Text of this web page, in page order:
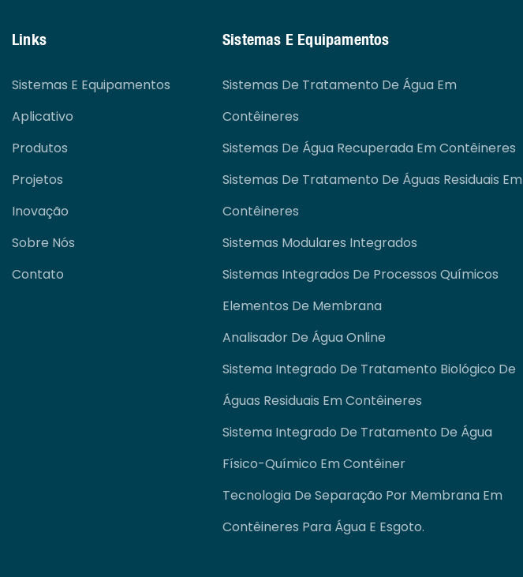
Links
Sistemas E Equipamentos
Aplicativo
Produtos
Projetos
Inovação
Sobre Nós
Contato
Sistemas E Equipamentos
Sistemas De Tratamento De Água Em
Contêineres
Sistemas De Água Recuperada Em Contêineres
Sistemas De Tratamento De Águas Residuais Em
Contêineres
Sistemas Modulares Integrados
Sistemas Integrados De Processos Químicos
Elementos De Membrana
Analisador De Água Online
Sistema Integrado De Tratamento Biológico De
Águas Residuais Em Contêineres
Sistema Integrado De Tratamento De Água
Físico-Químico Em Contêiner
Tecnologia De Separação Por Membrana Em
Contêineres Para Água E Esgoto.